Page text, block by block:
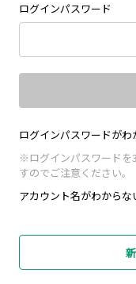
ログインパスワード
ログインパスワードがわ
※ログインパスワードを
すのでご注意ください。
アカウント名がわからな